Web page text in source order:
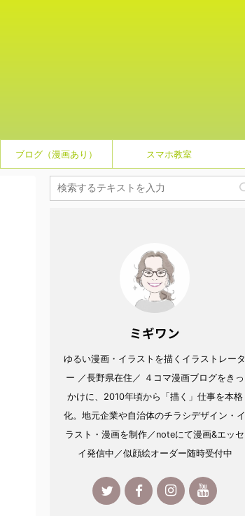
ブログ（漫画あり） スマホ教室
ミギワン
ゆるい漫画・イラストを描くイラストレータ
ー ／長野県在住／ ４コマ漫画ブログをきっ
かけに、2010年頃から「描く」仕事を本格
化。地元企業や自治体のチラシデザイン・イ
ラスト・漫画を制作／noteにて漫画&エッセ
イ発信中／似顔絵オーダー随時受付中